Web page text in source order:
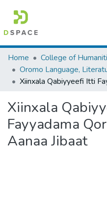
Colleges, Institutes &
Browse AAU-ETD
Home
Xiinxala
Fayyadama
Aanaa Jibaat